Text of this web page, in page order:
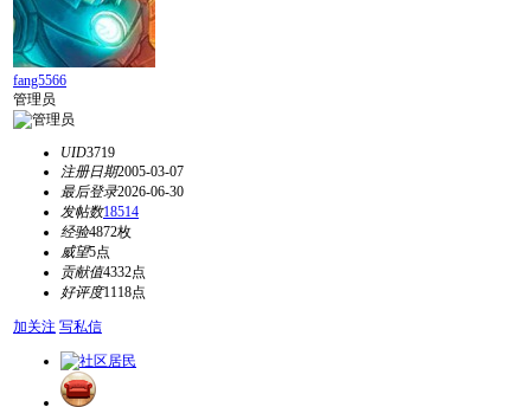
fang5566
管理员
UID3719
注册日期2005-03-07
最后登录2026-06-30
发帖数18514
经验4872枚
威望5点
贡献值4332点
好评度1118点
加关注 写私信